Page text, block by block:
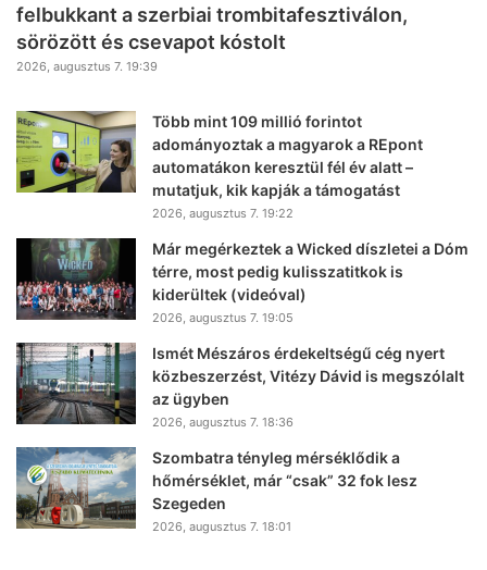
felbukkant a szerbiai trombitafesztiválon,
sörözött és csevapot kóstolt
2026, augusztus 7. 19:39
Több mint 109 millió forintot
adományoztak a magyarok a REpont
automatákon keresztül fél év alatt –
mutatjuk, kik kapják a támogatást
2026, augusztus 7. 19:22
Már megérkeztek a Wicked díszletei a Dóm
térre, most pedig kulisszatitkok is
kiderültek (videóval)
2026, augusztus 7. 19:05
Ismét Mészáros érdekeltségű cég nyert
közbeszerzést, Vitézy Dávid is megszólalt
az ügyben
2026, augusztus 7. 18:36
Szombatra tényleg mérséklődik a
hőmérséklet, már “csak” 32 fok lesz
Szegeden
2026, augusztus 7. 18:01